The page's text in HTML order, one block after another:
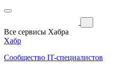
Все сервисы Хабра
Хабр
Сообщество IT-специалистов